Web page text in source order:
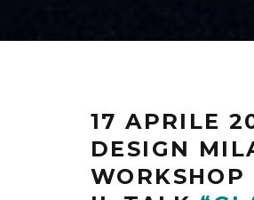
17 APRILE
DESIGN